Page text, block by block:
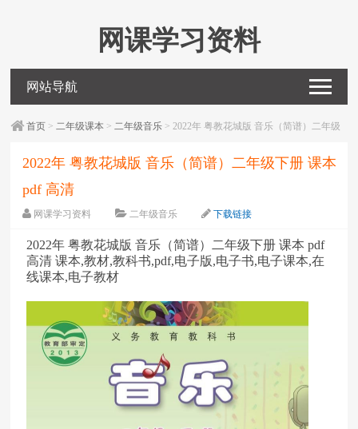
网课学习资料
网站导航
首页 >二年级课本 >二年级音乐 > 2022年 粤教花城版 音乐（简谱）二年级
2022年 粤教花城版 音乐（简谱）二年级下册 课本
pdf 高清
网课学习资料 二年级音乐
下载链接
2022年 粤教花城版 音乐（简谱）二年级下册 课本 pdf
高清 课本,教材,教科书,pdf,电子版,电子书,电子课本,在
线课本,电子教材